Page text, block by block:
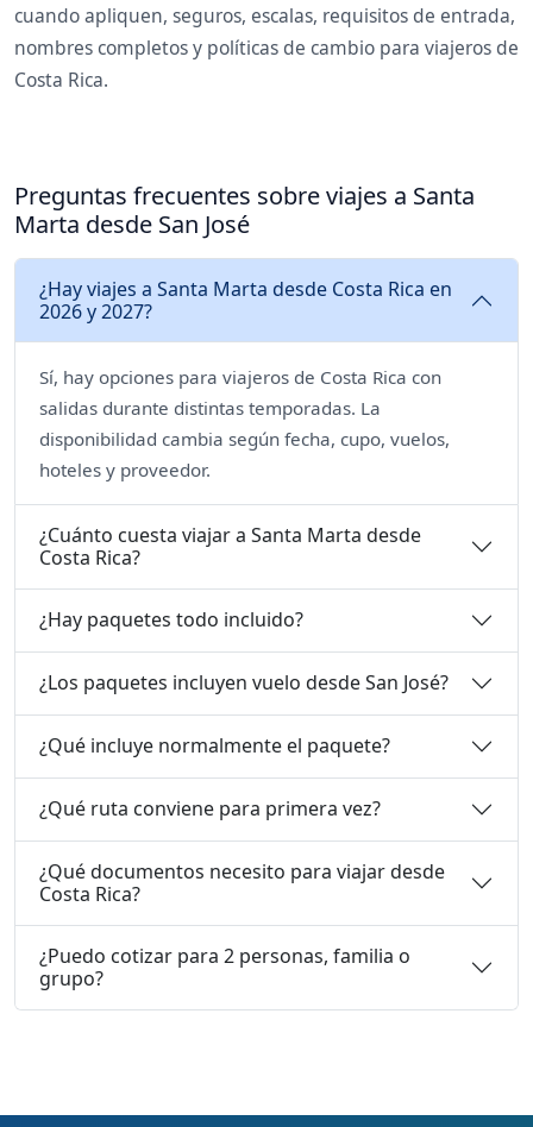
cuando apliquen, seguros, escalas, requisitos de entrada,
nombres completos y políticas de cambio para viajeros de
Costa Rica.
Preguntas frecuentes sobre viajes a Santa
Marta desde San José
¿Hay viajes a Santa Marta desde Costa Rica en
2026 y 2027?
Sí, hay opciones para viajeros de Costa Rica con
salidas durante distintas temporadas. La
disponibilidad cambia según fecha, cupo, vuelos,
hoteles y proveedor.
¿Cuánto cuesta viajar a Santa Marta desde
Costa Rica?
¿Hay paquetes todo incluido?
¿Los paquetes incluyen vuelo desde San José?
¿Qué incluye normalmente el paquete?
¿Qué ruta conviene para primera vez?
¿Qué documentos necesito para viajar desde
Costa Rica?
¿Puedo cotizar para 2 personas, familia o
grupo?